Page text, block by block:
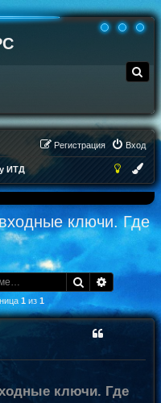
о
Вход
Регистрация
ИТД
ключи. Где
Поиск
1 из 1
ключи. Где